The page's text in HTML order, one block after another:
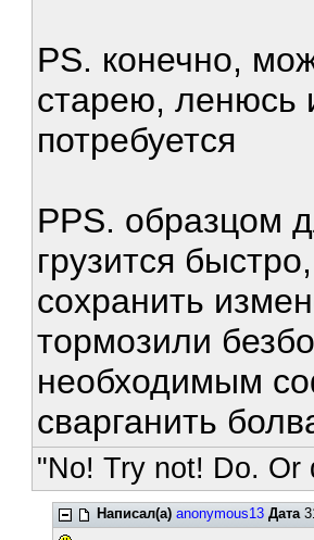
PS. конечно,
старею, ленюсь
потребуется
PPS. образцом
грузится
сохранить
тормозили
необходимым
сварганить
"No! Try not! Do. Or
Написал(а) anonymous13 Дата